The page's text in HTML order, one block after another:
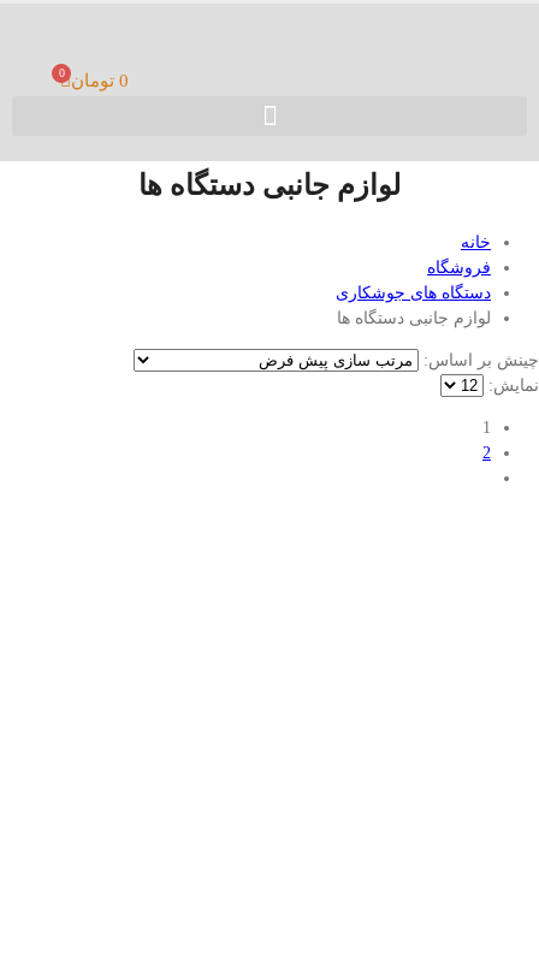
0 تومان 0
لوازم جانبی دستگاه ها
خانه
فروشگاه
دستگاه های جوشکاری
لوازم جانبی دستگاه ها
چینش بر اساس:
نمایش:
1
2